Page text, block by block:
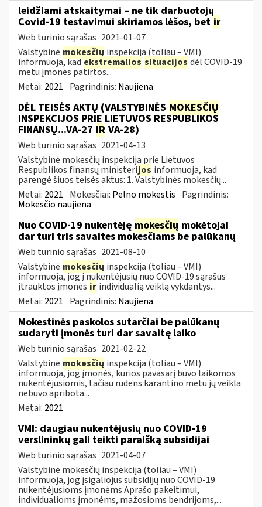
leidžiami atskaitymai – ne tik darbuotojų
Covid-19 testavimui skiriamos lėšos, bet ir
Web turinio sąrašas 2021-01-07
Valstybinė mokesčių inspekcija (toliau – VMI)
informuoja, kadekstremalios situacijos dėl COVID-19
metu įmonės patirtos...
Metai: 2021 Pagrindinis: Naujiena
DĖL TEISĖS AKTŲ (VALSTYBINĖS MOKESČIŲ
INSPEKCIJOS PRIE LIETUVOS RESPUBLIKOS
FINANSŲ...VA-27 IR VA-28)
Web turinio sąrašas 2021-04-13
Valstybinė mokesčių inspekcija prie Lietuvos
Respublikos finansų ministerijos informuoja, kad
parengė šiuos teisės aktus: 1. Valstybinės mokesčių...
Metai: 2021 Mokesčiai: Pelno mokestis Pagrindinis:
Mokesčio naujiena
Nuo COVID-19 nukentėję mokesčių mokėtojai
dar turi tris savaites mokesčiams be palūkanų
Web turinio sąrašas 2021-08-10
Valstybinė mokesčių inspekcija (toliau – VMI)
informuoja, jog į nukentėjusių nuo COVID-19 sąrašus
įtrauktos įmonės ir individualią veiklą vykdantys...
Metai: 2021 Pagrindinis: Naujiena
Mokestinės paskolos sutarčiai be palūkanų
sudaryti įmonės turi dar savaitę laiko
Web turinio sąrašas 2021-02-22
Valstybinė mokesčių inspekcija (toliau – VMI)
informuoja, jog įmonės, kurios pavasarį buvo laikomos
nukentėjusiomis, tačiau rudens karantino metu jų veikla
nebuvo apribota...
Metai: 2021
VMI: daugiau nukentėjusių nuo COVID-19
verslininkų gali teikti paraišką subsidijai
Web turinio sąrašas 2021-04-07
Valstybinė mokesčių inspekcija (toliau – VMI)
informuoja, jog įsigaliojus subsidijų nuo COVID-19
nukentėjusioms įmonėms Aprašo pakeitimui,
individualioms įmonėms, mažosioms bendrijoms,...